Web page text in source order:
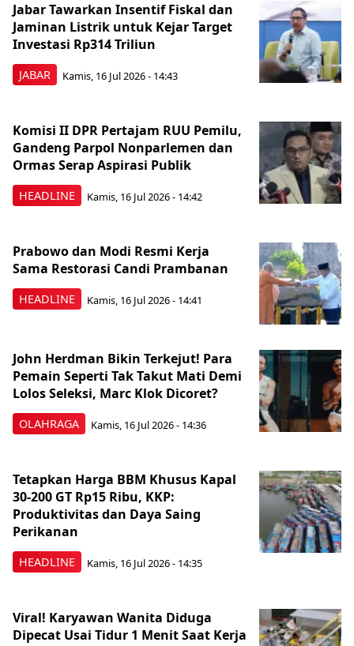
JABAR
Jabar Tawarkan Insentif Fiskal dan
Jaminan Listrik untuk Kejar Target
Investasi Rp314 Triliun
Kamis, 16 Jul 2026 - 14:43
HEADLINE
Komisi II DPR Pertajam RUU Pemilu,
Gandeng Parpol Nonparlemen dan
Ormas Serap Aspirasi Publik
Kamis, 16 Jul 2026 - 14:42
HEADLINE
Prabowo dan Modi Resmi Kerja
Sama Restorasi Candi Prambanan
Kamis, 16 Jul 2026 - 14:41
OLAHRAGA
John Herdman Bikin Terkejut! Para
Pemain Seperti Tak Takut Mati Demi
Lolos Seleksi, Marc Klok Dicoret?
Kamis, 16 Jul 2026 - 14:36
HEADLINE
Tetapkan Harga BBM Khusus Kapal
30-200 GT Rp15 Ribu, KKP:
Produktivitas dan Daya Saing
Perikanan
Kamis, 16 Jul 2026 - 14:35
Viral! Karyawan Wanita Diduga
Dipecat Usai Tidur 1 Menit Saat Kerja